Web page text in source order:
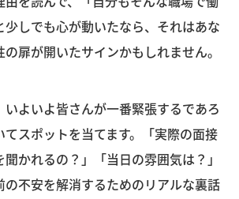
少しでも心が動いたなら、それはあな
扉が開いたサインかもしれません。
いよいよ皆さんが一番緊張するであろ
てスポットを当てます。「実際の面接
かれるの？」「当日の雰囲気は？」
の不安を解消するためのリアルな裏話